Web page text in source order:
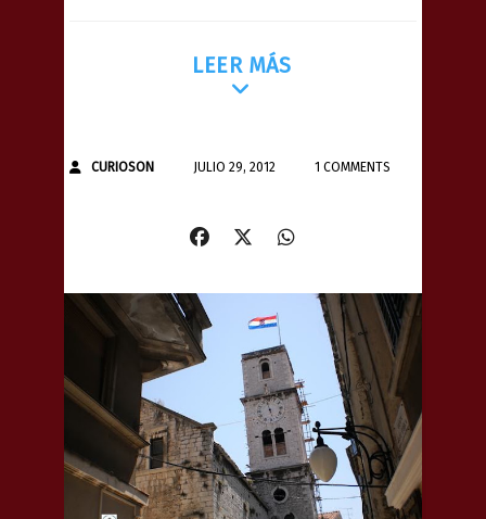
LEER MÁS
CURIOSON JULIO 29, 2012 1 COMMENTS